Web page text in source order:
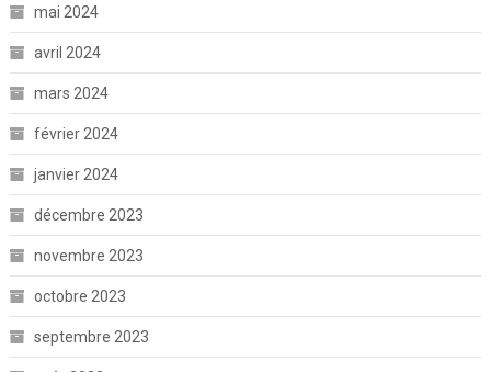
mai 2024
avril 2024
mars 2024
février 2024
janvier 2024
décembre 2023
novembre 2023
octobre 2023
septembre 2023